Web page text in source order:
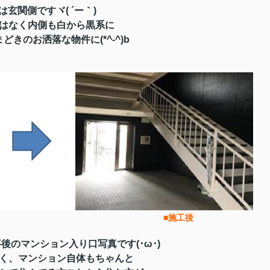
玄関側ですヾ( ´ー｀)
なく内側も白から黒系に
どきのお洒落な物件に(*^-^)b
■施工後
のマンション入り口写真です(･ω･)
、マンション自体もちゃんと